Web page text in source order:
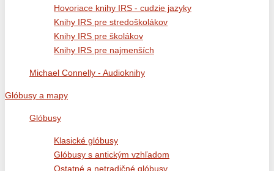
Hovoriace knihy IRS - cudzie jazyky
Knihy IRS pre stredoškolákov
Knihy IRS pre školákov
Knihy IRS pre najmenších
Michael Connelly - Audioknihy
Glóbusy a mapy
Glóbusy
Klasické glóbusy
Glóbusy s antickým vzhľadom
Ostatné a netradičné glóbusy